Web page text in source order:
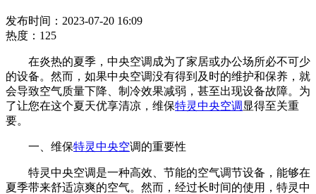
发布时间：2023-07-20 16:09
热度：125
在炎热的夏季，中央空调成为了家居或办公场所必不可少
的设备。然而，如果中央空调没有得到及时的维护和保养，就
会导致空气质量下降、制冷效果减弱，甚至出现设备故障。为
了让您在这个夏天优享清凉，维保特灵中央空调 显得至关重
要。
一、维保特灵中央空调的重要性
特灵中央空调是一种高效、节能的空气调节设备，能够在
夏季带来舒适凉爽的空气。然而，经过长时间的使用，特灵中